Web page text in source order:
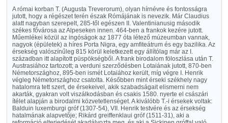
A római korban T. (Augusta Treverorum), olyan hírnévre és fontosságra
jutott, hogy a régészet terén észak Rómájának is nevezik. Már Claudius
alatt nagyban szerepelt, 285-től egészen II. Valentinianusig második
székes fővárosa az Alpeseken innen. 464-ben a frankok kezére jutott.
Műemlékei közül az ingóságok az 1877 óta létező múzeumban vannak,
nagyok (épületek) a híres Porta Nigra, egy amfiteátrum és egy bazilika. Az
érsekség valószínűleg 815 körül keletkezett egy állítólag már az I.
században itt alapított püspökségből. A frank birodalom föloszlása után T.
Austrasiához tartozott; a verduni szerződésben Lotaiának jutott, 870-ben
Németországhoz, 895-ben ismét Lotaiához került, míg végre I. Henrik
végleg Németországhoz csatolta. Későbben mint érseki székhely nagy
hatalomra tett szert, de érsekeivel, akik szabadságait elismerni nem
akarták, gyakran volt viszálkodásban és csakis 1580. nyerte el császári
ítélet alapján a birodalmi közvetetlenséget. A kiválóbb T.-i érsekek voltak:
Balduin luxemburgi gróf (1307-54), VII. Henrik testvére és az érsekség
hatalmának alapvetője; Rikárd greiffenklaui gróf (1511-31), aki a